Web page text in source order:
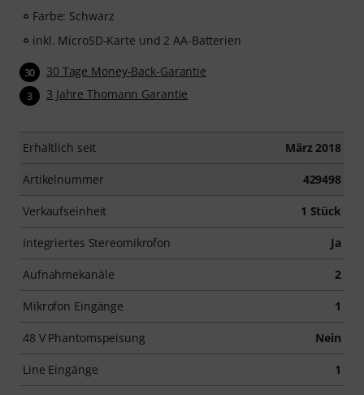
Farbe: Schwarz
inkl. MicroSD-Karte und 2 AA-Batterien
30 30 Tage Money-Back-Garantie
3 3 Jahre Thomann Garantie
Erhältlich seit März 2018
Artikelnummer 429498
Verkaufseinheit 1 Stück
Integriertes Stereomikrofon Ja
Aufnahmekanäle 2
Mikrofon Eingänge 1
48 V Phantomspeisung Nein
Line Eingänge 1